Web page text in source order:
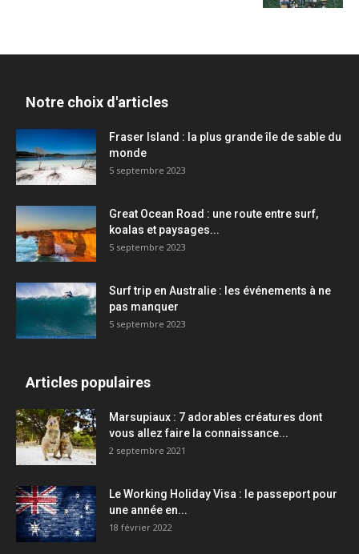
Notre choix d'articles
Fraser Island : la plus grande île de sable du
monde
5 septembre 2023
Great Ocean Road : une route entre surf,
koalas et paysages...
5 septembre 2023
Surf trip en Australie : les événements à ne
pas manquer
5 septembre 2023
Articles populaires
Marsupiaux : 7 adorables créatures dont
vous allez faire la connaissance...
2 septembre 2021
Le Working Holiday Visa : le passeport pour
une année en...
18 février 2022